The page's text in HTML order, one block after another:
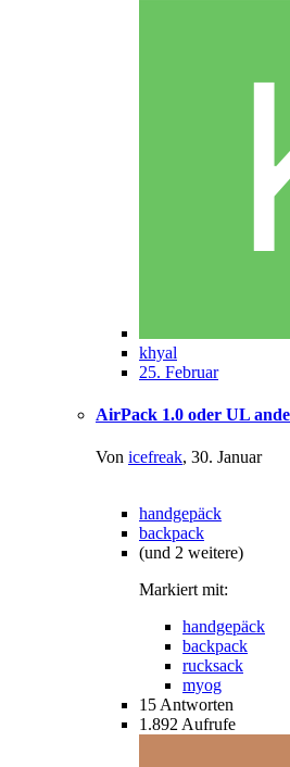
khyal
25. Februar
AirPack 1.0 oder UL
Von icefreak, 30. Januar
handgepäck
backpack
(und 2 weitere)
Markiert mit:
handgepäck
backpack
rucksack
myog
15Antworten
1.892Aufrufe